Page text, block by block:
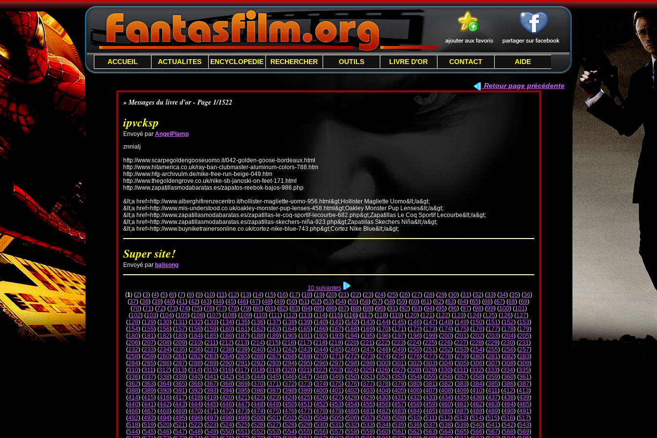
ACCUEIL ACTUALITES ENCYCLOPEDIE RECHERCHER OUTILS LIVRE D'OR CONTACT AIDE
Retour page précédente
» Messages du livre d'or - Page 1/1522
ipvcksp
Envoyé par AngelPlamp
znnialj
http://www.scarpegoldengooseuomo.it/042-golden-goose-bordeaux.html
http://www.hitamerica.co.uk/ray-ban-clubmaster-aluminum-colors-788.htm
http://www.hfg-archivulm.de/nike-free-run-beige-049.htm
http://www.thegoldengrove.co.uk/nike-sb-janoski-on-feet-171.html
http://www.zapatillasmodabaratas.es/zapatos-reebok-bajos-986.php
&lt;a href=http://www.alberghifirenzecentro.it/hollister-magliette-uomo-956.html&gt;Hollister Magliette Uomo&lt;/a&gt;
&lt;a href=http://www.mis-understood.co.uk/oakley-monster-pup-lenses-458.html&gt;Oakley Monster Pup Lenses&lt;/a&gt;
&lt;a href=http://www.zapatillasmodabaratas.es/zapatillas-le-coq-sportif-lecourbe-682.php&gt;Zapatillas Le Coq Sportif Lecourbe&lt;/a&gt;
&lt;a href=http://www.zapatillasmodabaratas.es/zapatillas-skechers-niña-923.php&gt;Zapatillas Skechers Niña&lt;/a&gt;
&lt;a href=http://www.buyniketrainersonline.co.uk/cortez-nike-blue-743.php&gt;Cortez Nike Blue&lt;/a&gt;
Super site!
Envoyé par balisong
10 suivantes
(1) (2) (3) (4) (5) (6) (7) (8) (9) (10) (11) (12) (13) (14) (15) (16) (17) (18) (19) (20) (21) (22) (23) (24) (25) (26) (27) (28) (29) (30) (31) (32) (33) (34) (35) (36)
(37) (38) (39) (40) (41) (42) (43) (44) (45) (46) (47) (48) (49) (50) (51) (52) (53) (54) (55) (56) (57) (58) (59) (60) (61) (62) (63) (64) (65) (66) (67) (68) (69)
(70) (71) (72) (73) (74) (75) (76) (77) (78) (79) (80) (81) (82) (83) (84) (85) (86) (87) (88) (89) (90) (91) (92) (93) (94) (95) (96) (97) (98) (99) (100) (101)
(102) (103) (104) (105) (106) (107) (108) (109) (110) (111) (112) (113) (114) (115) (116) (117) (118) (119) (120) (121) (122) (123) (124) (125) (126) (127)
(128) (129) (130) (131) (132) (133) (134) (135) (136) (137) (138) (139) (140) (141) (142) (143) (144) (145) (146) (147) (148) (149) (150) (151) (152) (153)
(154) (155) (156) (157) (158) (159) (160) (161) (162) (163) (164) (165) (166) (167) (168) (169) (170) (171) (172) (173) (174) (175) (176) (177) (178) (179)
(180) (181) (182) (183) (184) (185) (186) (187) (188) (189) (190) (191) (192) (193) (194) (195) (196) (197) (198) (199) (200) (201) (202) (203) (204) (205)
(206) (207) (208) (209) (210) (211) (212) (213) (214) (215) (216) (217) (218) (219) (220) (221) (222) (223) (224) (225) (226) (227) (228) (229) (230) (231)
(232) (233) (234) (235) (236) (237) (238) (239) (240) (241) (242) (243) (244) (245) (246) (247) (248) (249) (250) (251) (252) (253) (254) (255) (256) (257)
(258) (259) (260) (261) (262) (263) (264) (265) (266) (267) (268) (269) (270) (271) (272) (273) (274) (275) (276) (277) (278) (279) (280) (281) (282) (283)
(284) (285) (286) (287) (288) (289) (290) (291) (292) (293) (294) (295) (296) (297) (298) (299) (300) (301) (302) (303) (304) (305) (306) (307) (308) (309)
(310) (311) (312) (313) (314) (315) (316) (317) (318) (319) (320) (321) (322) (323) (324) (325) (326) (327) (328) (329) (330) (331) (332) (333) (334) (335)
(336) (337) (338) (339) (340) (341) (342) (343) (344) (345) (346) (347) (348) (349) (350) (351) (352) (353) (354) (355) (356) (357) (358) (359) (360) (361)
(362) (363) (364) (365) (366) (367) (368) (369) (370) (371) (372) (373) (374) (375) (376) (377) (378) (379) (380) (381) (382) (383) (384) (385) (386) (387)
(388) (389) (390) (391) (392) (393) (394) (395) (396) (397) (398) (399) (400) (401) (402) (403) (404) (405) (406) (407) (408) (409) (410) (411) (412) (413)
(414) (415) (416) (417) (418) (419) (420) (421) (422) (423) (424) (425) (426) (427) (428) (429) (430) (431) (432) (433) (434) (435) (436) (437) (438) (439)
(440) (441) (442) (443) (444) (445) (446) (447) (448) (449) (450) (451) (452) (453) (454) (455) (456) (457) (458) (459) (460) (461) (462) (463) (464) (465)
(466) (467) (468) (469) (470) (471) (472) (473) (474) (475) (476) (477) (478) (479) (480) (481) (482) (483) (484) (485) (486) (487) (488) (489) (490) (491)
(492) (493) (494) (495) (496) (497) (498) (499) (500) (501) (502) (503) (504) (505) (506) (507) (508) (509) (510) (511) (512) (513) (514) (515) (516) (517)
(518) (519) (520) (521) (522) (523) (524) (525) (526) (527) (528) (529) (530) (531) (532) (533) (534) (535) (536) (537) (538) (539) (540) (541) (542) (543)
(544) (545) (546) (547) (548) (549) (550) (551) (552) (553) (554) (555) (556) (557) (558) (559) (560) (561) (562) (563) (564) (565) (566) (567) (568) (569)